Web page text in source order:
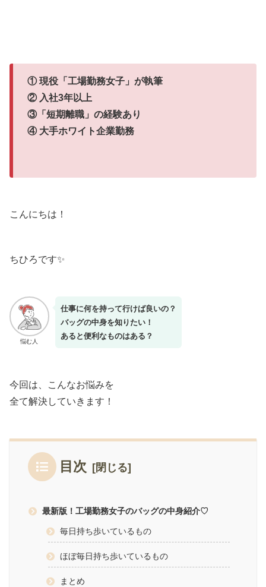
① 現役「工場勤務女子」が執筆
② 入社3年以上
③「短期離職」の経験あり
④ 大手ホワイト企業勤務
こんにちは！
ちひろです✨
悩む人
仕事に何を持って行けば良いの？
バッグの中身を知りたい！
あると便利なものはある？
今回は、こんなお悩みを
全て解決していきます！
目次
最新版！工場勤務女子のバッグの中身紹介♡
毎日持ち歩いているもの
ほぼ毎日持ち歩いているもの
まとめ